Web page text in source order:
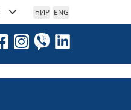
ЋИР ENG